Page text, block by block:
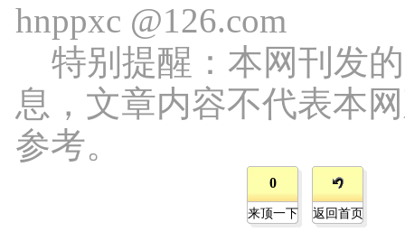
hnppxc @126.com
特别提醒：本网刊发
息，文章内容不代表本
参考。
0
来顶一下 返回首页